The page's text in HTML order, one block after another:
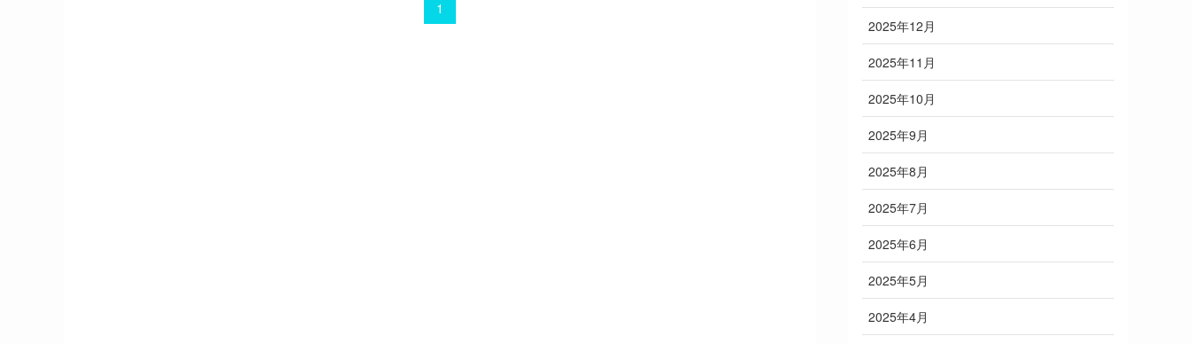
1
2025年12月
2025年11月
2025年10月
2025年9月
2025年8月
2025年7月
2025年6月
2025年5月
2025年4月